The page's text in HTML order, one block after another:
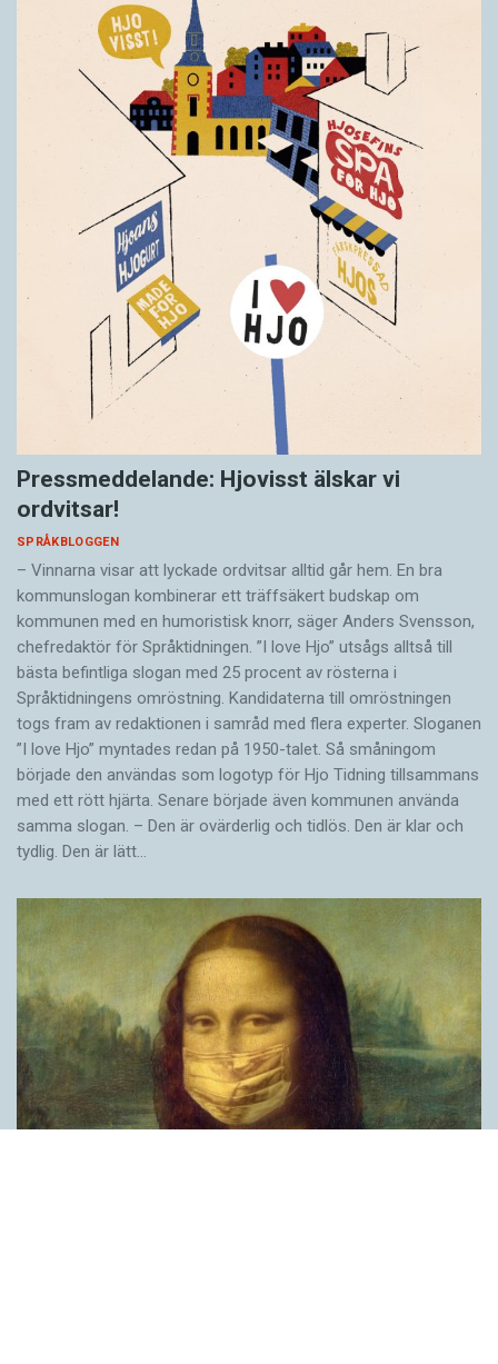
Pressmeddelande: Hjovisst älskar vi
ordvitsar!
SPRÅKBLOGGEN
– Vinnarna visar att lyckade ordvitsar alltid går hem. En bra
kommunslogan kombinerar ett träffsäkert budskap om
kommunen med en humoristisk knorr, säger Anders Svensson,
chefredaktör för Språktidningen. ”I love Hjo” utsågs alltså till
bästa befintliga slogan med 25 procent av rösterna i
Språktidningens omröstning. Kandidaterna till omröstningen
togs fram av redaktionen i samråd med flera experter. Sloganen
”I love Hjo” myntades redan på 1950-talet. Så småningom
började den användas som logotyp för Hjo Tidning tillsammans
med ett rött hjärta. Senare började även kommunen använda
samma slogan. – Den är ovärderlig och tidlös. Den är klar och
tydlig. Den är lätt…